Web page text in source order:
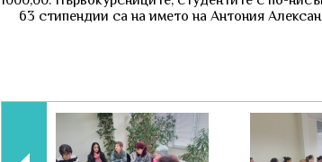
63 стипендии са на името на Антония